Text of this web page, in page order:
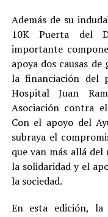
Además de su
10K Puerta del
importante
apoya dos causas
la financiación del
Hospital Juan
Asociación contra
Con el apoyo del
subraya el
que van más allá
la solidaridad y el
la sociedad.
En esta edición, la